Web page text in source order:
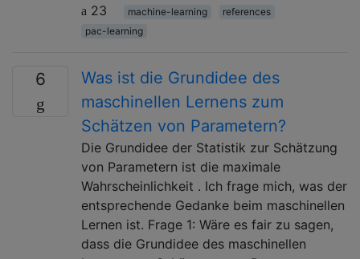
23
machine-learning
references
pac-learning
6
Was ist die Grundidee des
maschinellen Lernens zum
Schätzen von Parametern?
Die Grundidee der Statistik zur Schätzung
von Parametern ist die maximale
Wahrscheinlichkeit . Ich frage mich, was der
entsprechende Gedanke beim maschinellen
Lernen ist. Frage 1: Wäre es fair zu sagen,
dass die Grundidee des maschinellen